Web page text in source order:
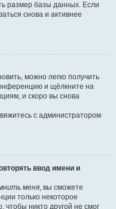
размер базы данных. Если
снова и активнее
можно легко получить
и щёлкните на
и скоро вы снова
с администратором
ввод имени и
меня, вы сможете
только некоторое
чтобы никто другой не смог